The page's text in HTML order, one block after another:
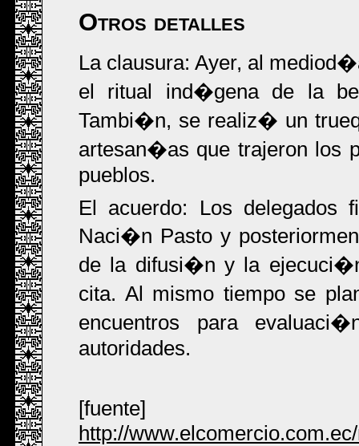
Otros detalles
La clausura: Ayer, al
el ritual ind�gena de la
Tambi�n, se realiz� un
artesan�as que trajeron los
pueblos.
El acuerdo: Los delegados
Naci�n Pasto y
de la difusi�n y la
cita. Al mismo tiempo se
encuentros para
autoridades.
[fuente]
http://